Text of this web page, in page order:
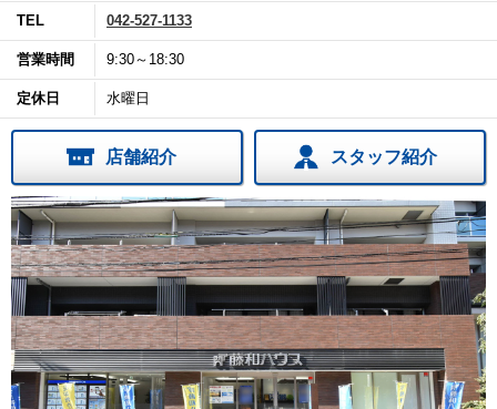
TEL 042-527-1133
営業時間 9:30～18:30
定休日 水曜日
店舗紹介 スタッフ紹介